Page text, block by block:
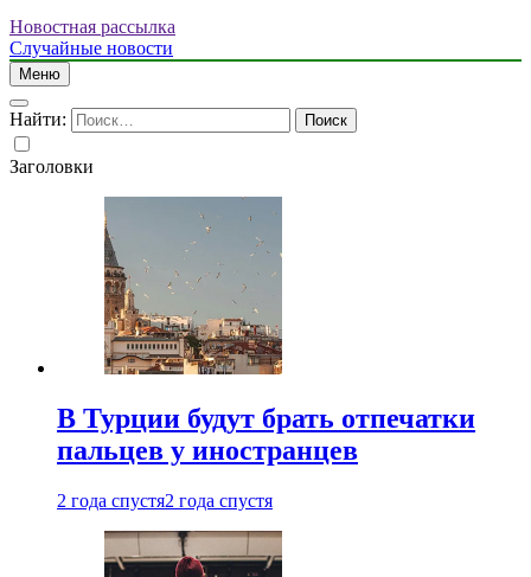
Новостная рассылка
Случайные новости
Меню
Найти:
Заголовки
В Турции будут брать отпечатки
пальцев у иностранцев
2 года спустя2 года спустя